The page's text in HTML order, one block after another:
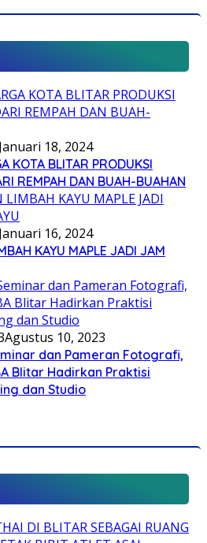
18, 2024
KOTA BLITAR PRODUKSI
REMPAH DAN BUAH-BUAHAN
16, 2024
KAYU MAPLE JADI JAM
Agustus 10, 2023
dan Pameran Fotografi,
Blitar Hadirkan Praktisi
dan Studio